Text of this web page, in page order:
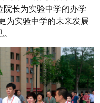
院长为实验中学的办学
为实验中学的未来发展